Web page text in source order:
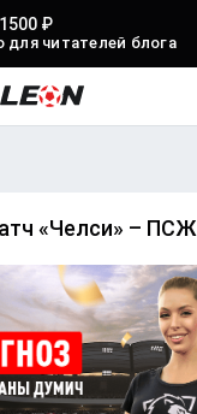
₽
для читателей блога
«Челси‎» – ПСЖ